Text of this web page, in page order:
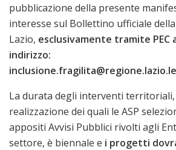
pubblicazione della presente
interesse sul Bollettino ufficiale
Lazio, esclusivamente tramite PEC
indirizzo:
La durata degli interventi
realizzazione dei quali le ASP
appositi Avvisi Pubblici rivolti agli
settore, è biennale e i progetti